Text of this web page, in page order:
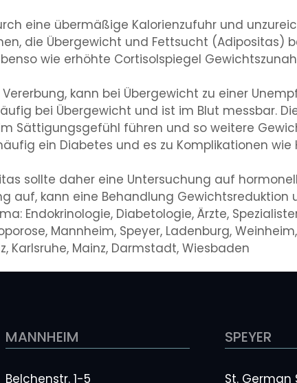
eine übermäßige Kalorienzufuhr und
die Übergewicht und Fettsucht (Adipositas)
wie erhöhte Cortisolspiegel
kann bei Übergewicht zu einer
bei Übergewicht und ist im Blut messbar.
Sättigungsgefühl führen und so weitere
ein Diabetes und es zu Komplikationen
sollte daher eine Untersuchung auf
auf, kann eine Behandlung Gewichtsreduktion
Endokrinologie, Diabetologie, Ärzte,
Mannheim, Speyer, Ladenburg,
Karlsruhe, Mainz, Darmstadt, Wiesbaden
MANNHEIM
Belchenstr. 1-5
SPEYER
St. German